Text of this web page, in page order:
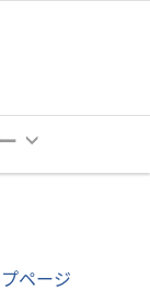
ページ